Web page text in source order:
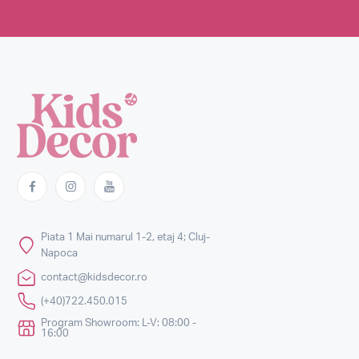
Piata 1 Mai numarul 1-2, etaj 4; Cluj-
Napoca
contact@kidsdecor.ro
(+40)722.450.015
Program Showroom: L-V: 08:00 -
16:00